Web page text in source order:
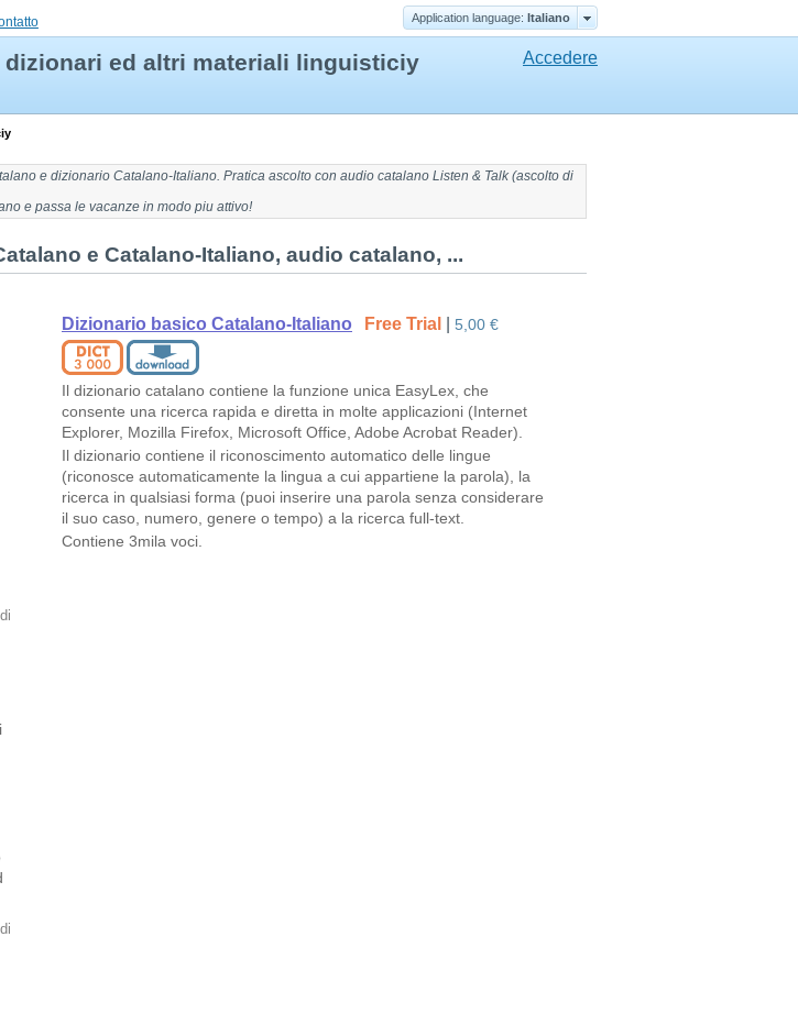
Application language: Italiano
dizionari ed altri materiali linguisticiy Accedere
e dizionario Catalano-Italiano. Pratica ascolto con audio catalano Listen & Talk (ascolto di
e passa le vacanze in modo piu attivo!
e Catalano-Italiano, audio catalano, ...
Dizionario basico Catalano-Italiano Free Trial 5,00 €
Il dizionario catalano contiene la funzione unica EasyLex, che
consente una ricerca rapida e diretta in molte applicazioni (Internet
Explorer, Mozilla Firefox, Microsoft Office, Adobe Acrobat Reader).
Il dizionario contiene il riconoscimento automatico delle lingue
(riconosce automaticamente la lingua a cui appartiene la parola), la
ricerca in qualsiasi forma (puoi inserire una parola senza considerare
il suo caso, numero, genere o tempo) a la ricerca full-text.
Contiene 3mila voci.